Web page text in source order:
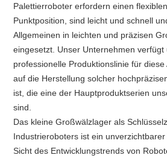
Palettierroboter erfordern einen
Punktposition, sind leicht und schnell
Allgemeinen in leichten und präzisen
eingesetzt. Unser Unternehmen verfügt
professionelle Produktionslinie für
auf die Herstellung solcher
ist, die eine der Hauptproduktserien
sind.
Das kleine Großwälzlager als
Industrieroboters ist ein
Sicht des Entwicklungstrends von